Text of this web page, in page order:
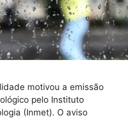
motivou a emissão
pelo Instituto
(Inmet). O aviso